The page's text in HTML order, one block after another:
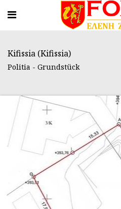
Kifissia (Kifissia)
Politia - Grundstück